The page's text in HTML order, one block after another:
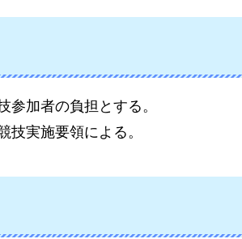
加者の負担とする。
技実施要領による。